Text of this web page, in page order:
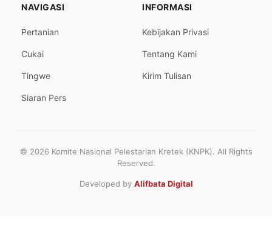
NAVIGASI
Pertanian
Cukai
Tingwe
Siaran Pers
INFORMASI
Kebijakan Privasi
Tentang Kami
Kirim Tulisan
© 2026 Komite Nasional Pelestarian Kretek (KNPK). All Rights
Reserved.
Developed by Alifbata Digital